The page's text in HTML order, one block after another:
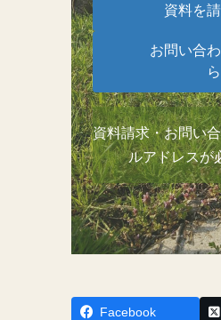
資料を
お問い合
ら
資料請求・お問い
ルアドレスが
Facebook